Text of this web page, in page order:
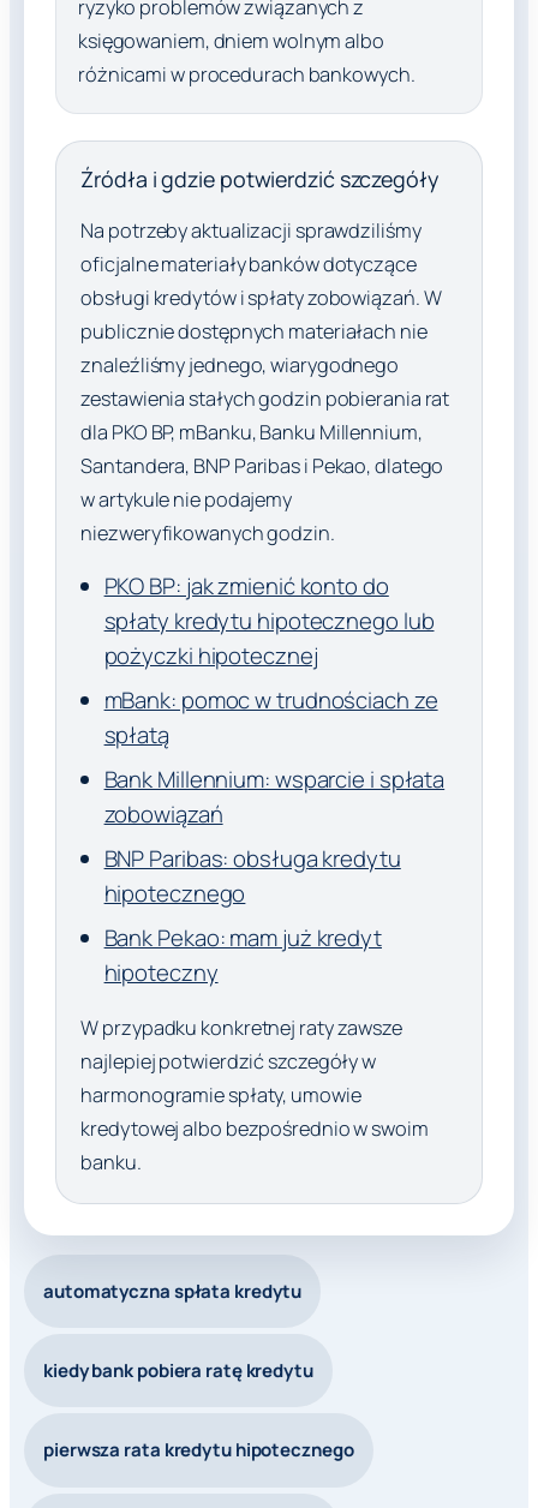
ryzyko problemów związanych z
księgowaniem, dniem wolnym albo
różnicami w procedurach bankowych.
Źródła i gdzie potwierdzić szczegóły
Na potrzeby aktualizacji sprawdziliśmy
oficjalne materiały banków dotyczące
obsługi kredytów i spłaty zobowiązań. W
publicznie dostępnych materiałach nie
znaleźliśmy jednego, wiarygodnego
zestawienia stałych godzin pobierania rat
dla PKO BP, mBanku, Banku Millennium,
Santandera, BNP Paribas i Pekao, dlatego
w artykule nie podajemy
niezweryfikowanych godzin.
PKO BP: jak zmienić konto do
spłaty kredytu hipotecznego lub
pożyczki hipotecznej
mBank: pomoc w trudnościach ze
spłatą
Bank Millennium: wsparcie i spłata
zobowiązań
BNP Paribas: obsługa kredytu
hipotecznego
Bank Pekao: mam już kredyt
hipoteczny
W przypadku konkretnej raty zawsze
najlepiej potwierdzić szczegóły w
harmonogramie spłaty, umowie
kredytowej albo bezpośrednio w swoim
banku.
automatyczna spłata kredytu
kiedy bank pobiera ratę kredytu
pierwsza rata kredytu hipotecznego